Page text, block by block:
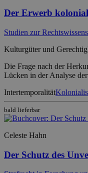
Der Erwerb
Studien zur
Kulturgüter und
Die Frage nach der
Lücken in der Analyse
Intertemporalität
bald lieferbar
Celeste Hahn
Der Schutz des